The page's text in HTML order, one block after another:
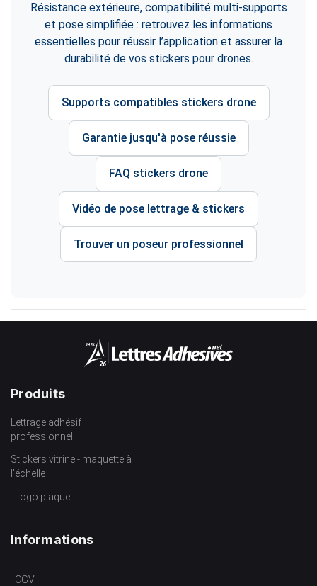
Résistance extérieure, compatibilité multi-supports
et pose simplifiée : retrouvez les informations
essentielles pour réussir l’application et assurer la
durabilité de vos stickers pour drones.
Supports compatibles stickers drone
Garantie jusqu'à pose réussie
FAQ stickers drone
Vidéo de pose lettrage & stickers
Trouver un poseur professionnel
Produits
Lettrage adhésif
professionnel
Stickers vitrine - maquette à
l’échelle
Logo plaque
Informations
CGV